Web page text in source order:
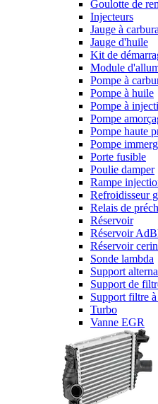
Goulotte de
Injecteurs
Jauge à
Jauge d'huile
Kit de
Module
Pompe à
Pompe à huile
Pompe à
Pompe
Pompe haute
Pompe
Porte fusible
Poulie damper
Rampe
Refroidisseur
Relais de
Réservoir
Réservoir
Réservoir
Sonde lambda
Support
Support de
Support filtre
Turbo
Vanne EGR